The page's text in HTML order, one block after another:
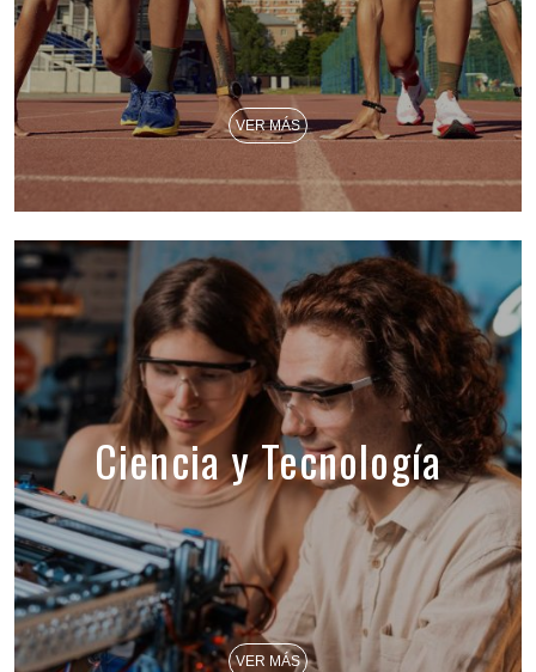
VER MÁS
Ciencia y Tecnología
VER MÁS